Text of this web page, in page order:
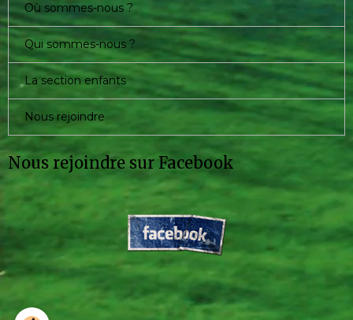
Où sommes-nous ?
Qui sommes-nous ?
La section enfants
Nous rejoindre
Nous rejoindre sur Facebook